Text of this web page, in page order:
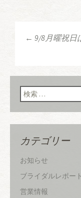
投稿
ン
← 9/8月曜祝日
検索:
カテゴリー
お知らせ
ブライダルレポート
営業情報